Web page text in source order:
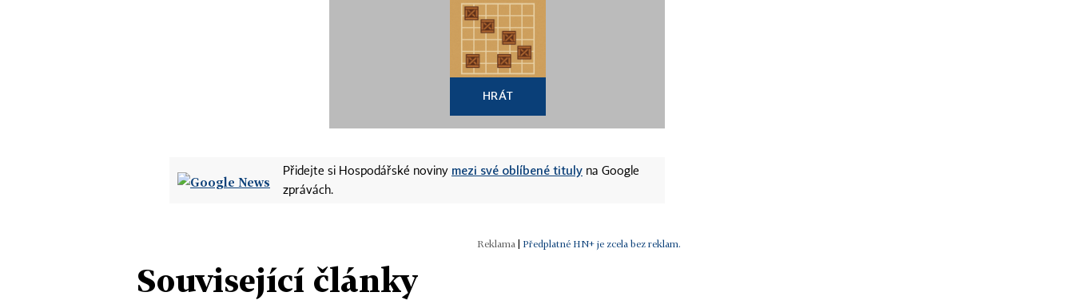
HRÁT
Přidejte si Hospodářské noviny mezi své oblíbené tituly na Google
zprávách.
| Předplatné HN+ je zcela bez reklam.
Související články